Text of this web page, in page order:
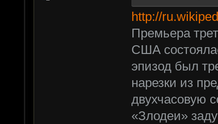
http://
Премьера
США
эпизод был
нарезки из
двухчасовую
«Злодеи»